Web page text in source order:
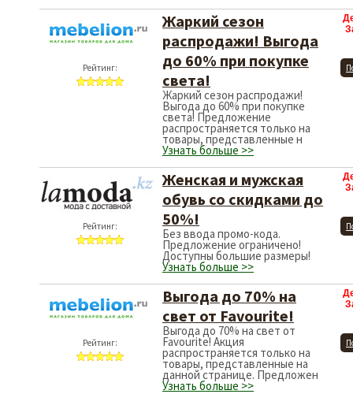
Рейтинг:
Жаркий сезон
распродажи! Выгода
до 60% при покупке
света!
Жаркий сезон распродажи!
Выгода до 60% при покупке
света! Предложение
распространяется только на
товары, представленные н
Узнать больше >>
Рейтинг:
Женская и мужская
обувь со скидками до
50%!
Без ввода промо-кода.
Предложение ограничено!
Доступны большие размеры!
Узнать больше >>
Рейтинг:
Выгода до 70% на
свет от Favourite!
Выгода до 70% на свет от
Favourite! Акция
распространяется только на
товары, представленные на
данной странице. Предложен
Узнать больше >>